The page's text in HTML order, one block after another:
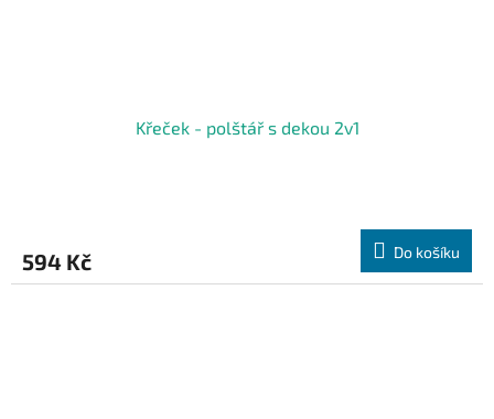
Křeček - polštář s dekou 2v1
594 Kč Do košíku